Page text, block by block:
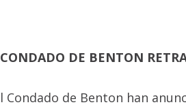
DE BENTON
Condado de Benton han